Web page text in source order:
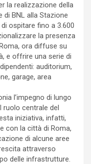
la realizzazione della
di BNL alla Stazione
ospitare fino a 3.600
la presenza
ora diffuse su
e offrire una serie di
auditorium,
garage, area
l’impegno di lungo
ruolo centrale del
iniziativa, infatti,
con la città di Roma,
di alcune aree
attraverso
delle infrastrutture.